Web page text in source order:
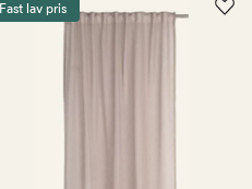
Fast lav pris